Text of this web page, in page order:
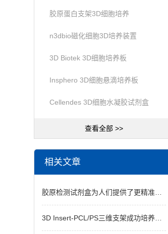
胶原蛋白支架3D细胞培养
n3dbio磁化细胞3D培养装置
3D Biotek 3D细胞培养板
Insphero 3D细胞悬滴培养板
Cellendes 3D细胞水凝胶试剂盒
查看全部 >>
相关文章
胶原检测试剂盒为人们提供了更精准的健康评估
3D Insert-PCL/PS三维支架成功培养的细胞类型